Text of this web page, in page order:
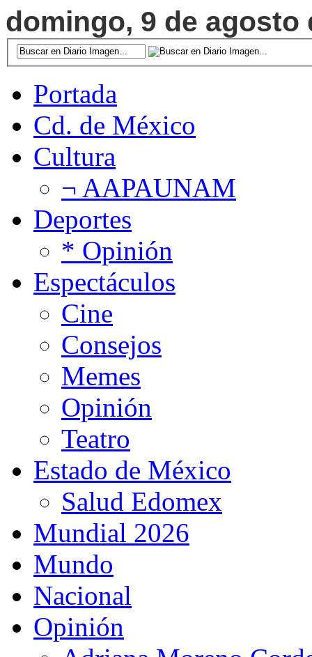
domingo, 9 de agosto
Portada
Cd. de México
Cultura
¬ AAPAUNAM
Deportes
* Opinión
Espectáculos
Cine
Consejos
Memes
Opinión
Teatro
Estado de México
Salud Edomex
Mundial 2026
Mundo
Nacional
Opinión